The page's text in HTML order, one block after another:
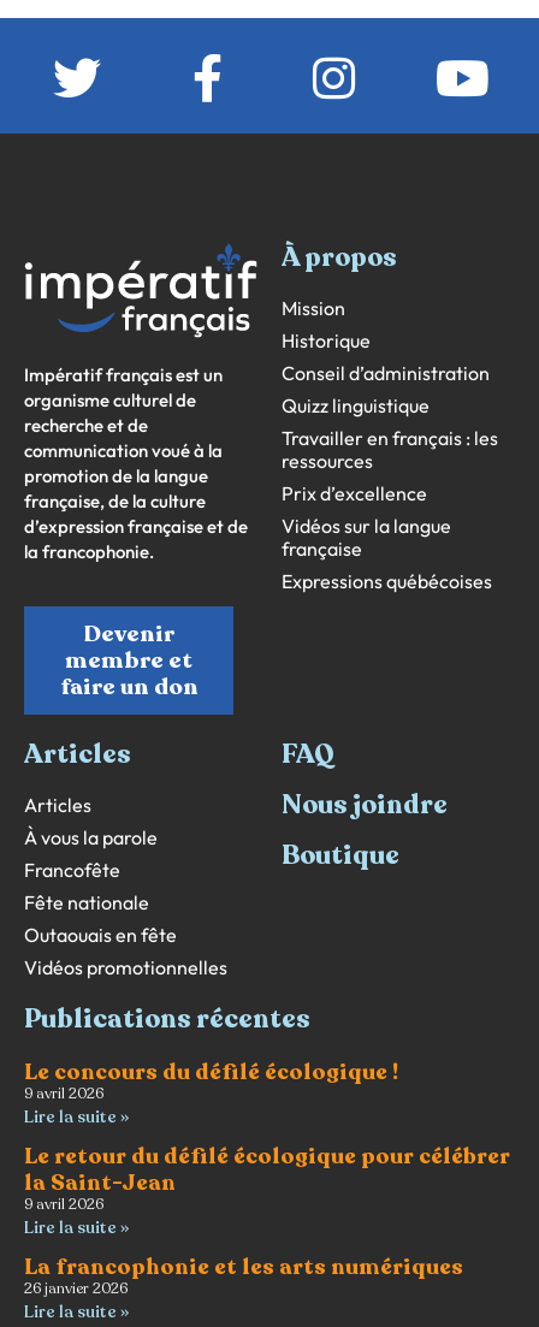
Impératif français est un
organisme culturel de
recherche et de
communication voué à la
promotion de la langue
française, de la culture
d’expression française et de
la francophonie.
Devenir
membre et
faire un don
À propos
Mission
Historique
Conseil d’administration
Quizz linguistique
Travailler en français : les
ressources
Prix d’excellence
Vidéos sur la langue
française
Expressions québécoises
Articles
Articles
À vous la parole
Francofête
Fête nationale
Outaouais en fête
Vidéos promotionnelles
FAQ
Nous joindre
Boutique
Publications récentes
Le concours du défilé écologique !
9 avril 2026
Lire la suite »
Le retour du défilé écologique pour célébrer
la Saint-Jean
9 avril 2026
Lire la suite »
La francophonie et les arts numériques
26 janvier 2026
Lire la suite »